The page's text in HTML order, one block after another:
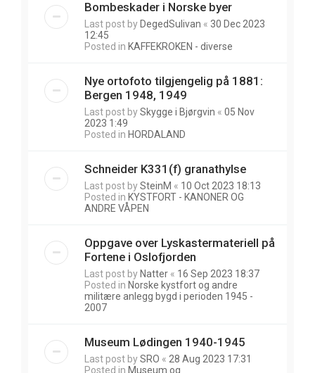
Bombeskader i Norske byer
Last post by DegedSulivan « 30 Dec 2023
12:45
Posted in KAFFEKROKEN - diverse
Nye ortofoto tilgjengelig på 1881:
Bergen 1948, 1949
Last post bySkygge i Bjørgvin « 05 Nov
2023 1:49
Posted in HORDALAND
Schneider K331(f) granathylse
Last post bySteinM « 10 Oct 2023 18:13
Posted in KYSTFORT - KANONER OG
ANDRE VÅPEN
Oppgave over Lyskastermateriell på
Fortene i Oslofjorden
Last post by Natter « 16 Sep 2023 18:37
Posted in Norske kystfort og andre
militære anlegg bygd i perioden 1945 -
2007
Museum Lødingen 1940-1945
Last post bySRO « 28 Aug 2023 17:31
Posted in Museum og